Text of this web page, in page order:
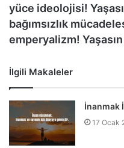
yüce ideolojisi!
bağımsızlık
emperyalizm!
İlgili Makaleler
İnanmak
17 Ocak